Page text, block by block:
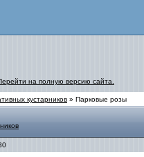
на полную версию сайта.
кустарников » Парковые розы